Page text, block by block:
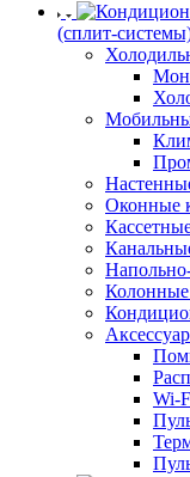
(сплит-
Оконные
Wi-